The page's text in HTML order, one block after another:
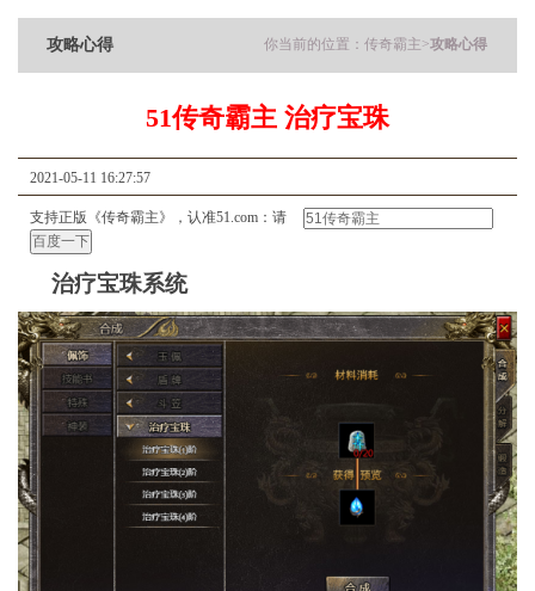
你当前的位置： 传奇霸主>攻略心得
攻略心得
51传奇霸主 治疗宝珠
2021-05-11 16:27:57
支持正版《传奇霸主》，认准51.com：请
治疗宝珠系统